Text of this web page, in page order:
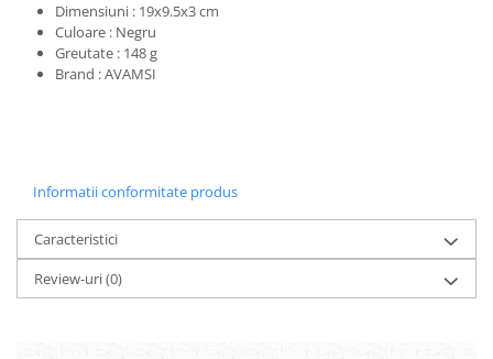
Dimensiuni : 19x9.5x3 cm
Culoare : Negru
Greutate : 148 g
Brand : AVAMSI
Informatii conformitate produs
Caracteristici
Review-uri(0)